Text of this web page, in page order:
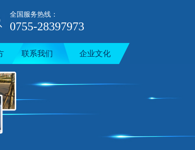
全国服务热线：
0755-28397973
联系我们 企业文化